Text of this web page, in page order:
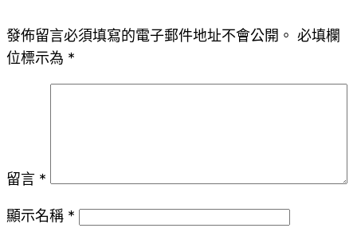
發佈留言必須填寫的電子郵件地址不會公開。 必填欄
位標示為 *
留言 *
顯示名稱 *